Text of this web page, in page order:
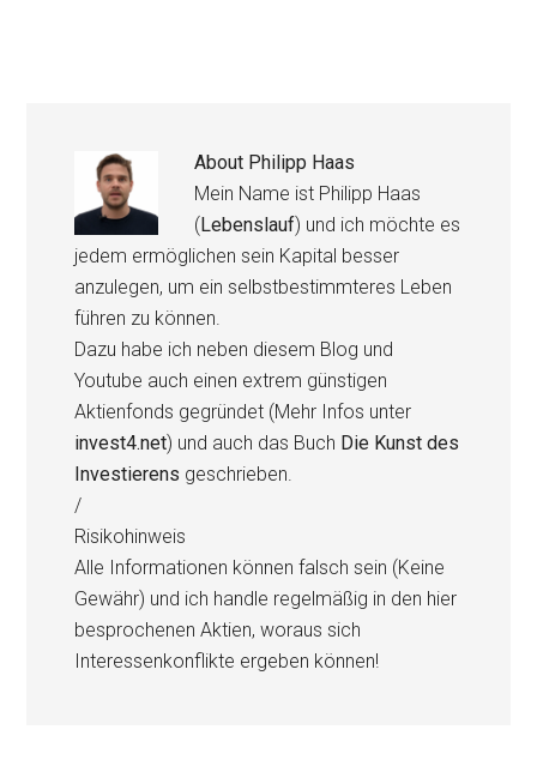
About Philipp Haas
Mein Name ist Philipp Haas
(Lebenslauf) und ich möchte es
jedem ermöglichen sein Kapital besser
anzulegen, um ein selbstbestimmteres Leben
führen zu können.
Dazu habe ich neben diesem Blog und
Youtube auch einen extrem günstigen
Aktienfonds gegründet (Mehr Infos unter
invest4.net) und auch das Buch Die Kunst des
Investierens geschrieben.
/
Risikohinweis
Alle Informationen können falsch sein (Keine
Gewähr) und ich handle regelmäßig in den hier
besprochenen Aktien, woraus sich
Interessenkonflikte ergeben können!